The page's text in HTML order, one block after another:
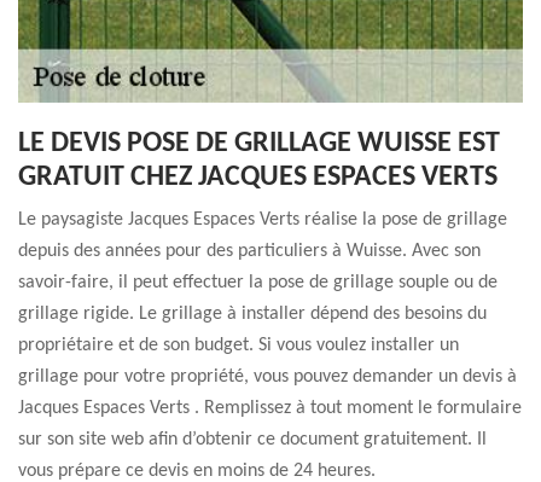
LE DEVIS POSE DE GRILLAGE WUISSE EST
GRATUIT CHEZ JACQUES ESPACES VERTS
Le paysagiste Jacques Espaces Verts réalise la pose de grillage
depuis des années pour des particuliers à Wuisse. Avec son
savoir-faire, il peut effectuer la pose de grillage souple ou de
grillage rigide. Le grillage à installer dépend des besoins du
propriétaire et de son budget. Si vous voulez installer un
grillage pour votre propriété, vous pouvez demander un devis à
Jacques Espaces Verts . Remplissez à tout moment le formulaire
sur son site web afin d’obtenir ce document gratuitement. Il
vous prépare ce devis en moins de 24 heures.